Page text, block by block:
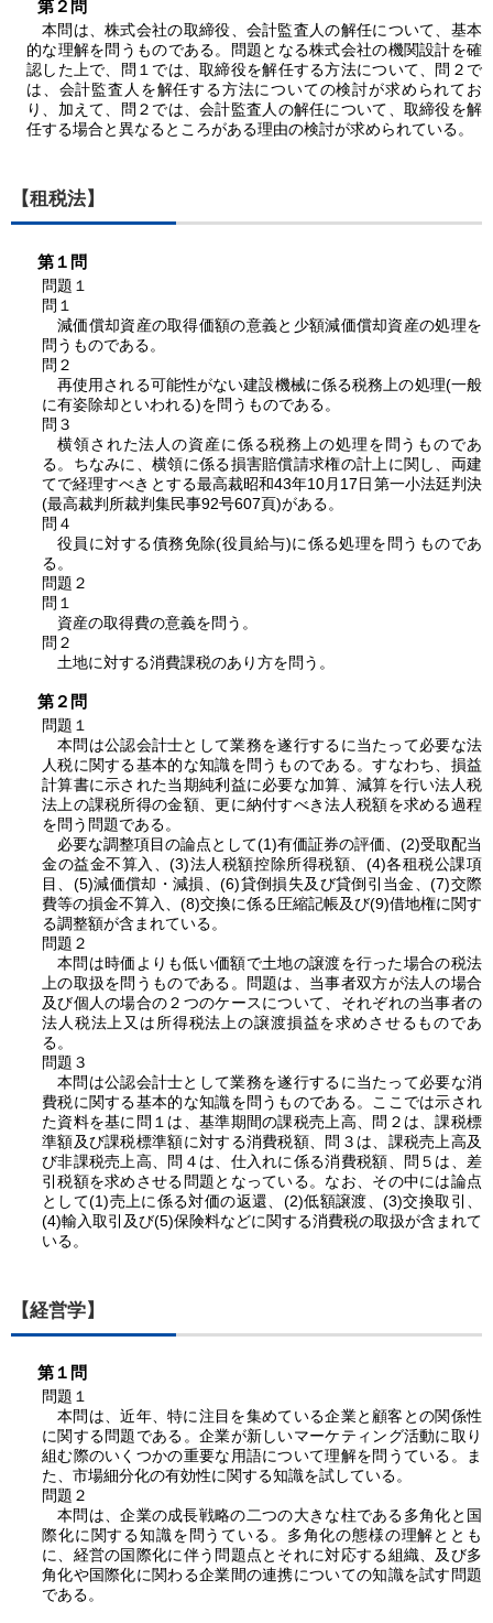
第２問
本問は、株式会社の取締役、会計監査人の解任について、基本
的な理解を問うものである。問題となる株式会社の機関設計を確
認した上で、
問１ では、取締役を解任する方法について、 問２ で
は、会計監査人を解任する方法についての検討が求められてお
り、加えて、
問２ では、会計監査人の解任について、取締役を解
任する場合と異なるところがある理由の検討が求められている。
【租税法】
第１問
問題１
問１
減価償却資産の取得価額の意義と少額減価償却資産の処理を
問うものである。
問２
再使用される可能性がない建設機械に係る税務上の処理(一般
に有姿除却といわれる)を問うものである。
問３
横領された法人の資産に係る税務上の処理を問うものであ
る。ちなみに、横領に係る損害賠償請求権の計上に関し、両建
てで経理すべきとする最高裁昭和43年10月17日第一小法廷判決
(最高裁判所裁判集民事92号607頁)がある。
問４
役員に対する債務免除(役員給与)に係る処理を問うものであ
る。
問題２
問１
資産の取得費の意義を問う。
問２
土地に対する消費課税のあり方を問う。
第２問
問題１
本問は公認会計士として業務を遂行するに当たって必要な法
人税に関する基本的な知識を問うものである。すなわち、損益
計算書に示された当期純利益に必要な加算、減算を行い法人税
法上の課税所得の金額、更に納付すべき法人税額を求める過程
を問う問題である。
必要な調整項目の論点として(1)有価証券の評価、(2)受取配当
金の益金不算入、(3)法人税額控除所得税額、(4)各租税公課項
目、(5)減価償却・減損、(6)貸倒損失及び貸倒引当金、(7)交際
費等の損金不算入、(8)交換に係る圧縮記帳及び(9)借地権に関す
る調整額が含まれている。
問題２
本問は時価よりも低い価額で土地の譲渡を行った場合の税法
上の取扱を問うものである。問題は、当事者双方が法人の場合
及び個人の場合の２つのケースについて、それぞれの当事者の
法人税法上又は所得税法上の譲渡損益を求めさせるものであ
る。
問題３
本問は公認会計士として業務を遂行するに当たって必要な消
費税に関する基本的な知識を問うものである。ここでは示され
た資料を基に 問１ は、基準期間の課税売上高、 問２ は、課税標
準額及び課税標準額に対する消費税額、 問３ は、課税売上高及
び非課税売上高、 問４ は、仕入れに係る消費税額、 問５ は、差
引税額を求めさせる問題となっている。なお、その中には論点
として(1)売上に係る対価の返還、(2)低額譲渡、(3)交換取引、
(4)輸入取引及び(5)保険料などに関する消費税の取扱が含まれて
いる。
【経営学】
第１問
問題１
本問は、近年、特に注目を集めている企業と顧客との関係性
に関する問題である。企業が新しいマーケティング活動に取り
組む際のいくつかの重要な用語について理解を問うている。ま
た、市場細分化の有効性に関する知識を試している。
問題２
本問は、企業の成長戦略の二つの大きな柱である多角化と国
際化に関する知識を問うている。多角化の態様の理解ととも
に、経営の国際化に伴う問題点とそれに対応する組織、及び多
角化や国際化に関わる企業間の連携についての知識を試す問題
である。